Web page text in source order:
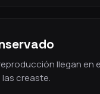
llegan en
creaste.